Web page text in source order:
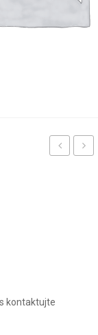
kontaktujte